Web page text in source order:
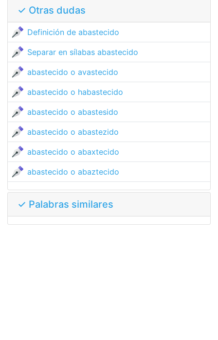
✓ Otras dudas
Definición de abastecido
Separar en sílabas abastecido
abastecido o avastecido
abastecido o habastecido
abastecido o abastesido
abastecido o abastezido
abastecido o abaxtecido
abastecido o abaztecido
✓ Palabras similares